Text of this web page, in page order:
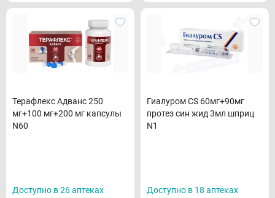
Терафлекс Адванс 250
мг+100 мг+200 мг капсулы
N60
Доступно в 26 аптеках
Гиалуром CS 60мг+90мг
протез син жид 3мл шприц
N1
Доступно в 18 аптеках